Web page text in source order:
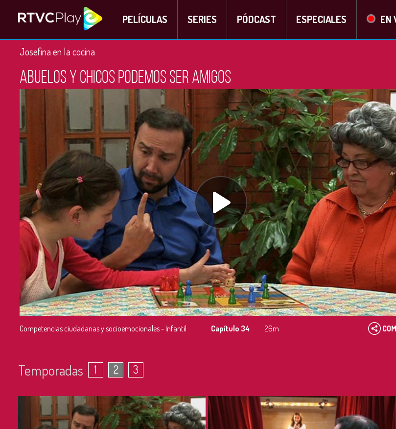
PELÍCULAS SERIES PÓDCAST ESPECIALES EN
Josefina en la cocina
Abuelos y chicos podemos ser amigos
Competencias ciudadanas y socioemocionales - Infantil Capítulo 34 26m
Temporadas 1 2 3